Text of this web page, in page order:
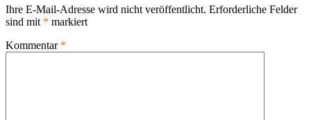
Ihre E-Mail-Adresse wird nicht veröffentlicht. Erforderliche Felder
sind mit * markiert
Kommentar *